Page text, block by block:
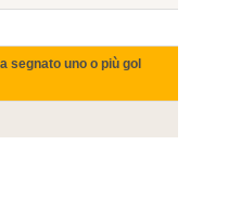
segnato uno o più gol